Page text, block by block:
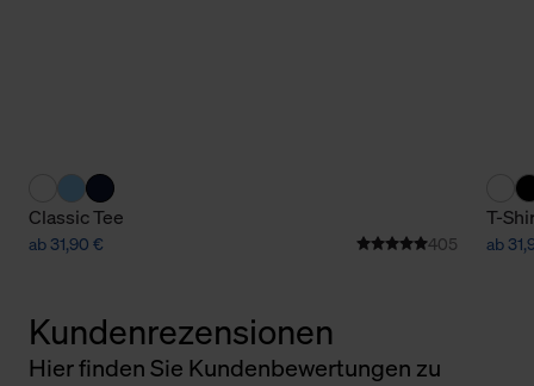
Classic Tee
ab 31,90 € 405
T-
ab
Kundenrezensionen
Hier finden Sie Kundenbewertungen zu